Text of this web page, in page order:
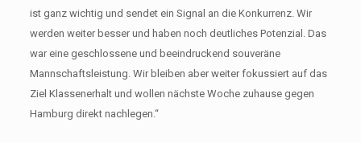
ist ganz wichtig und sendet ein Signal an die Konkurrenz. Wir
werden weiter besser und haben noch deutliches Potenzial. Das
war eine geschlossene und beeindruckend souveräne
Mannschaftsleistung. Wir bleiben aber weiter fokussiert auf das
Ziel Klassenerhalt und wollen nächste Woche zuhause gegen
Hamburg direkt nachlegen.“